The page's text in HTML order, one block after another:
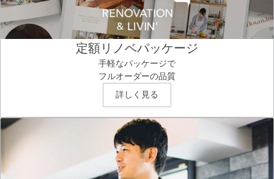
定額リノベパッケージ
手軽なパッケージで
フルオーダーの品質
詳しく見る